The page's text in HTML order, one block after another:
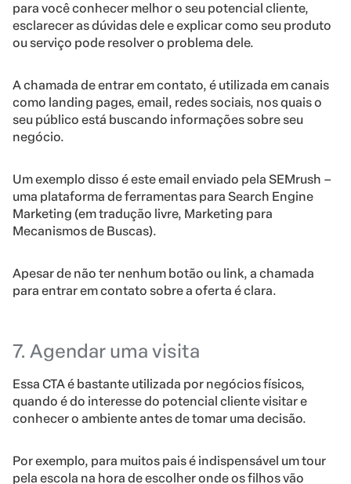
para você conhecer melhor o seu potencial cliente,
esclarecer as dúvidas dele e explicar como seu produto
ou serviço pode resolver o problema dele.
A chamada de entrar em contato, é utilizada em canais
como landing pages, email, redes sociais, nos quais o
seu público está buscando informações sobre seu
negócio.
Um exemplo disso é este email enviado pela SEMrush –
uma plataforma de ferramentas para Search Engine
Marketing (em tradução livre, Marketing para
Mecanismos de Buscas).
Apesar de não ter nenhum botão ou link, a chamada
para entrar em contato sobre a oferta é clara.
7. Agendar uma visita
Essa CTA é bastante utilizada por negócios físicos,
quando é do interesse do potencial cliente visitar e
conhecer o ambiente antes de tomar uma decisão.
Por exemplo, para muitos pais é indispensável um tour
pela escola na hora de escolher onde os filhos vão